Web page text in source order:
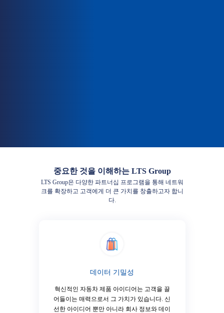
중요한 것을 이해하는 LTS Group
LTS Group은 다양한 파트너십 프로그램을 통해 네트워
크를 확장하고 고객에게 더 큰 가치를 창출하고자 합니
다.
데이터 기밀성
혁신적인 자동차 제품 아이디어는 고객을 끌
어들이는 매력으로서 그 가치가 있습니다. 신
선한 아이디어 뿐만 아니라 회사 정보와 데이